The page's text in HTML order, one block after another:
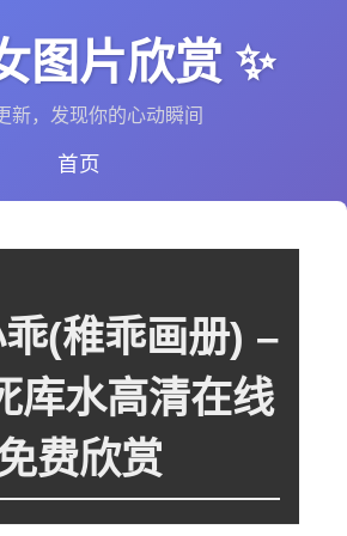
图片欣赏 ✨
新，发现你的心动瞬间
首页
(稚乖画册) –
库水高清在线
费欣赏